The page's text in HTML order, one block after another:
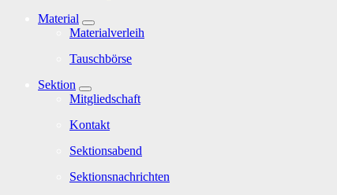
Material
Materialverleih
Tauschbörse
Sektion
Mitgliedschaft
Kontakt
Sektionsabend
Sektionsnachrichten